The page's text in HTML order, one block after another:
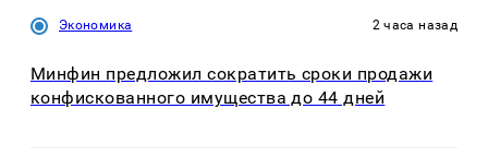
Экономика 2 часа назад
Минфин предложил сократить сроки продажи
конфискованного имущества до 44 дней